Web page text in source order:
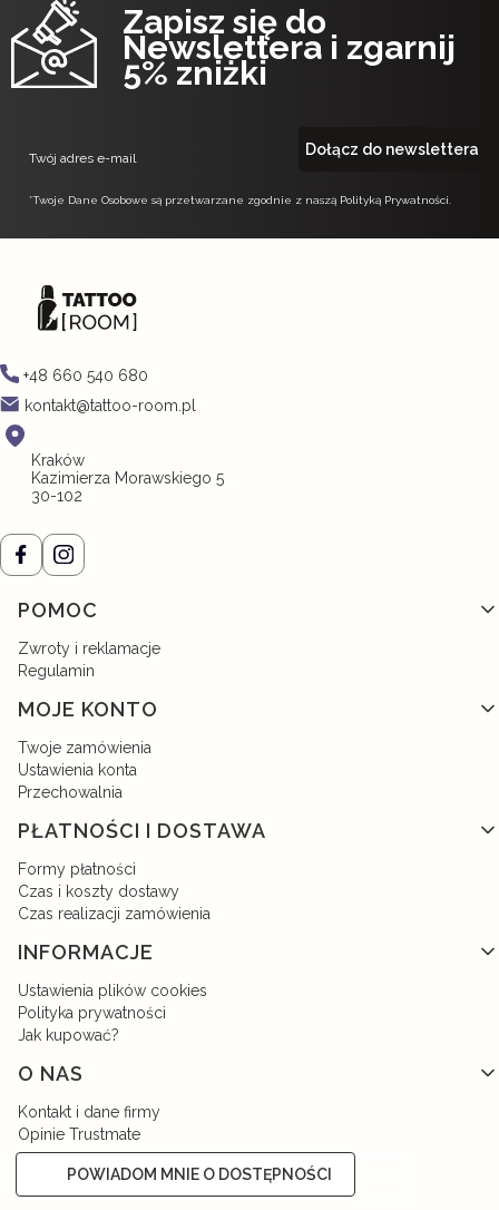
Zapisz się do
Newslettera i zgarnij
5% zniżki
Twój adres e-mail Dołącz do newslettera
*Twoje Dane Osobowe są przetwarzane zgodnie z naszą Polityką Prywatności.
+48 660 540 680
kontakt@tattoo-room.pl
Kraków
Kazimierza Morawskiego 5
30-102
Linki w stopce
POMOC
Zwroty i reklamacje
Regulamin
MOJE KONTO
Twoje zamówienia
Ustawienia konta
Przechowalnia
PŁATNOŚCI I DOSTAWA
Formy płatności
Czas i koszty dostawy
Czas realizacji zamówienia
INFORMACJE
Ustawienia plików cookies
Polityka prywatności
Jak kupować?
O NAS
Kontakt i dane firmy
Opinie Trustmate
O firmie
Nagrody i wyróżnienia
POWIADOM MNIE O DOSTĘPNOŚCI